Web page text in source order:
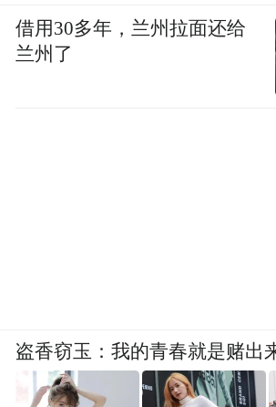
借用30多年，兰州拉面还给
兰州了
盗香窃玉：我的青春就是赌出